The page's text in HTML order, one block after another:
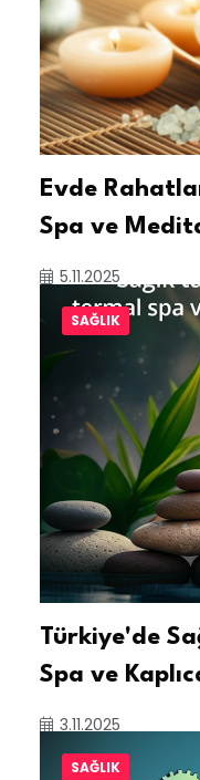
Evde
Spa ve
5.11.2025
SAĞLIK
Türkiye'de
Spa ve
3.11.2025
SAĞLIK